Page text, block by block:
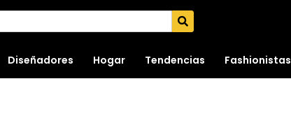
Diseñadores Hogar Tendencias Fashionistas